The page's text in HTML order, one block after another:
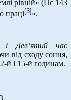
рівній» (Пс 143
праці[3]».
Дев’ятий час
від сходу сонця,
й і 15-й годинам.